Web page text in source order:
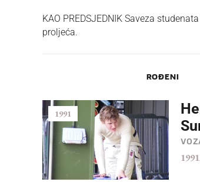
KAO PREDSJEDNIK Saveza
proljeća.
ROĐENI
1991